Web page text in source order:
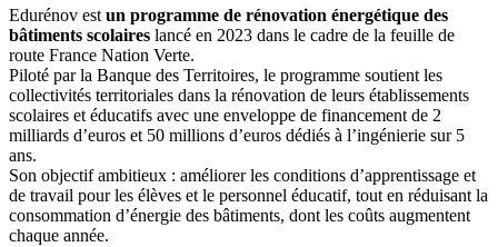
Edurénov est un programme de rénovation énergétique des
bâtiments scolaires lancé en 2023 dans le cadre de la feuille de
route France Nation Verte.
Piloté par la Banque des Territoires, le programme soutient les
collectivités territoriales dans la rénovation de leurs établissements
scolaires et éducatifs avec une enveloppe de financement de 2
milliards d’euros et 50 millions d’euros dédiés à l’ingénierie sur 5
ans.
Son objectif ambitieux : améliorer les conditions d’apprentissage et
de travail pour les élèves et le personnel éducatif, tout en réduisant la
consommation d’énergie des bâtiments, dont les coûts augmentent
chaque année.